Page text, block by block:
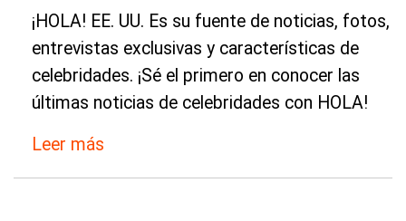
¡HOLA! EE. UU. Es su fuente de noticias, fotos,
entrevistas exclusivas y características de
celebridades. ¡Sé el primero en conocer las
últimas noticias de celebridades con HOLA!
Leer más